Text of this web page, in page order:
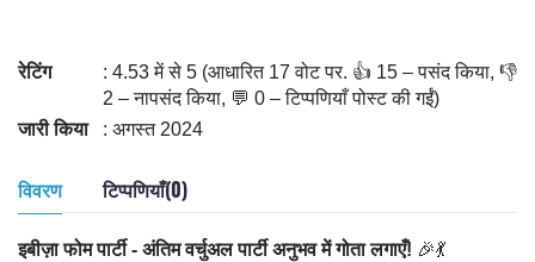
रेटिंग
: 4.53 में से 5 (आधारित 17 वोट पर. 👍 15 – पसंद किया, 👎
2 – नापसंद किया, 💬 0 – टिप्पणियाँ पोस्ट की गईं)
जारी किया
: अगस्त 2024
विवरण टिप्पणियाँ(0)
इबीज़ा फोम पार्टी - अंतिम वर्चुअल पार्टी अनुभव में गोता लगाएँ! 🎉💃